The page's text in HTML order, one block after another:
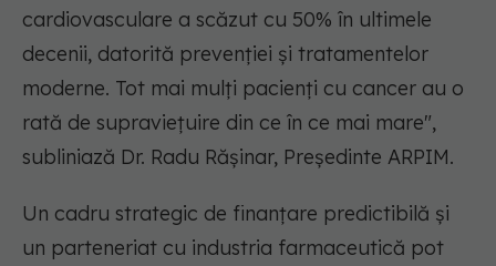
cardiovasculare a scăzut cu 50% în ultimele
decenii, datorită prevenției și tratamentelor
moderne. Tot mai mulți pacienți cu cancer au o
rată de supraviețuire din ce în ce mai mare",
subliniază Dr. Radu Rășinar, Președinte ARPIM.
Un cadru strategic de finanțare predictibilă și
un parteneriat cu industria farmaceutică pot